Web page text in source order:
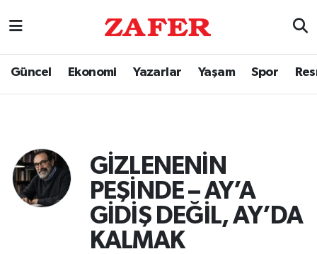
Güncel Ekonomi Yazarlar Yaşam Spor
GİZLENENİN
PEŞİNDE – AY’A
GİDİŞ DEĞİL, AY’DA
KALMAK